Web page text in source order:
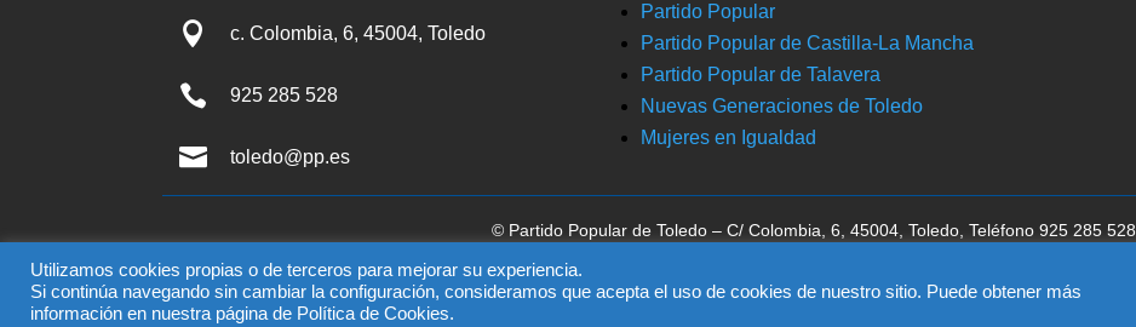
 c. Colombia, 6, 45004, Toledo
 925 285 528
 toledo@pp.es
Partido Popular
Partido Popular de Castilla-La Mancha
Partido Popular de Talavera
Nuevas Generaciones de Toledo
Mujeres en Igualdad
© Partido Popular de Toledo – C/ Colombia, 6, 45004, Toledo, Teléfono 925 285 528
El uso de este sitio implica la aceptación del
Utilizamos cookies propias o de terceros para mejorar su experiencia.
Si continúa navegando sin cambiar la configuración, consideramos que acepta el uso de cookies de nuestro sitio. Puede obtener más
información en nuestra página de Política de Cookies.